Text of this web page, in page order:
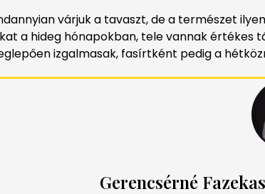
várjuk a tavaszt, de a természet
a hideg hónapokban, tele vannak értékes
izgalmasak, fasírtként pedig a
Gerencsérné